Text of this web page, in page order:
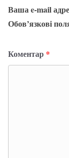
Ваша e-mail
Обов’язкові
Коментар *